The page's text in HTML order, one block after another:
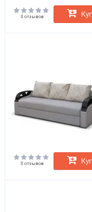
0 отзывов
0 отзывов